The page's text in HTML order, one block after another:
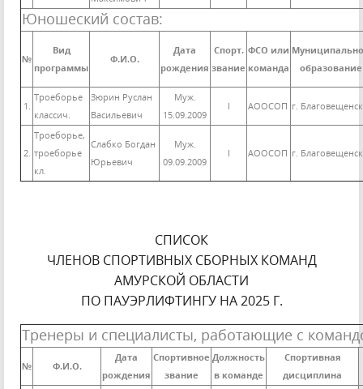
Юношеский состав:
№
Вид
программы
Ф.И.О.
Дата
рождения
Спорт.
звание
ФСО или
команда
образование
1.
Троеборье
классич.
Зюрин Руслан
Васильевич
Муж.
15.09.2009
I АООСОП г. Благовещенск
2.
Троеборье,
троеборье
кл.
Слабко Богдан
Юрьевич
Муж.
09.09.2009
I АООСОП г. Благовещенск
СПИСОК
ЧЛЕНОВ СПОРТИВНЫХ СБОРНЫХ КОМАНД
АМУРСКОЙ ОБЛАСТИ
ПО ПАУЭРЛИФТИНГУ НА 2025 Г.
Тренеры и специалисты, работающие с
№ Ф.И.О.
Дата
рождения
Спортивное
звание
Должность
в команде
Спортивная
дисциплина